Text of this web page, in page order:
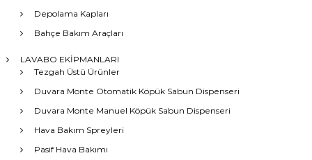
Depolama Kapları
Bahçe Bakım Araçları
LAVABO EKİPMANLARI
Tezgah Üstü Ürünler
Duvara Monte Otomatik Köpük Sabun Dispenseri
Duvara Monte Manuel Köpük Sabun Dispenseri
Hava Bakım Spreyleri
Pasif Hava Bakımı